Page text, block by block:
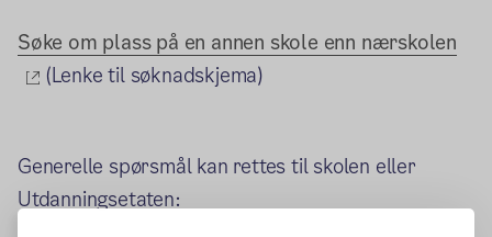
Søke om plass på en annen skole enn nærskolen
(ekstern lenke)
(Lenke til søknadskjema)
Generelle spørsmål kan rettes til skolen eller
Utdanningsetaten: